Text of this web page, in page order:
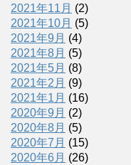
2021年11月 (2)
2021年10月 (5)
2021年9月 (4)
2021年8月 (5)
2021年5月 (8)
2021年2月 (9)
2021年1月 (16)
2020年9月 (2)
2020年8月 (5)
2020年7月 (15)
2020年6月 (26)